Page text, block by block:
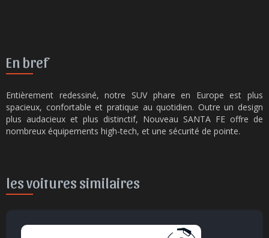
En bref
Entièrement redessiné, notre SUV phare en Europe est plus
spacieux, confortable et pratique au quotidien. Outre un design
plus audacieux et plus distinctif, Nouveau SANTA FE offre de
nombreux équipements high-tech, et une sécurité de pointe.
les voitures similaires